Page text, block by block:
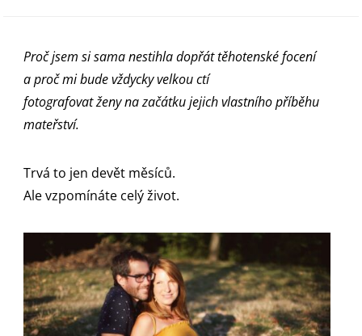
Proč jsem si sama nestihla dopřáttěhotenské focení
a proč mi bude vždycky velkou ctí
fotografovat ženy na začátku jejich vlastního příběhu
mateřství.
Trvá to jen devět měsíců.
Ale vzpomínáte celý život.